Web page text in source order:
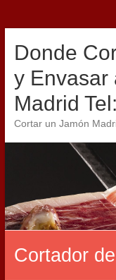
Donde
y Envasar
Madrid
Cortar un Jamón
Cortador